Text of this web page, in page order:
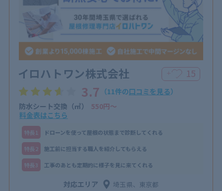
イロハトワン株式会社 ＋ 15
3.7 （11件の口コミを見る）
防水シート交換（㎡）
550円〜
料金表はこちら
特⻑1 ドローンを使って屋根の状態まで診断してくれる
特⻑2 施工前に担当する職人を紹介してもらえる
特⻑3 工事のあとも定期的に様子を見に来てくれる
対応エリア 埼玉県、東京都